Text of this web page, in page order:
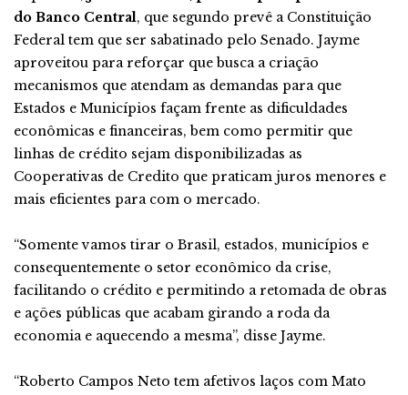
do Banco Central, que segundo prevê a Constituição
Federal tem que ser sabatinado pelo Senado. Jayme
aproveitou para reforçar que busca a criação
mecanismos que atendam as demandas para que
Estados e Municípios façam frente as dificuldades
econômicas e financeiras, bem como permitir que
linhas de crédito sejam disponibilizadas as
Cooperativas de Credito que praticam juros menores e
mais eficientes para com o mercado.
“Somente vamos tirar o Brasil, estados, municípios e
consequentemente o setor econômico da crise,
facilitando o crédito e permitindo a retomada de obras
e ações públicas que acabam girando a roda da
economia e aquecendo a mesma”, disse Jayme.
“Roberto Campos Neto tem afetivos laços com Mato